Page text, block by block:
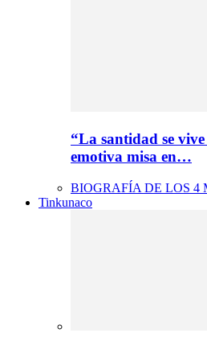
“La santidad se
emotiva misa en…
BIOGRAFÍA DE LOS 4
Tinkunaco